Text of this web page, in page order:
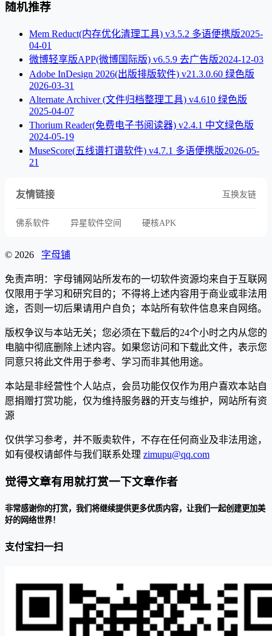
随机推荐
Mem Reduct(内存优化清理工具) v3.5.2 多语便携版2025-
04-01
微博轻享版APP(微博国际版) v6.5.9 去广告版2024-12-03
Adobe InDesign 2026(出版排版软件) v21.3.0.60 绿色版
2026-03-31
Alternate Archiver (文件归档整理工具) v4.610 绿色版
2025-04-07
Thorium Reader(免费电子书阅读器) v2.4.1 中文绿色版
2024-05-19
MuseScore(五线谱打谱软件) v4.7.1 多语便携版2026-05-
21
友情链接 互换友链
佛系软件 异星软件空间 硬核APK
© 2026 字母铺
免责声明：字母铺网站所发布的一切软件资源均来自于互联网
仅限用于学习和研究目的；不得将上述内容用于商业或非法用
途，否则一切后果请用户自负；本站所有软件信息来自网络。
版权争议与本站无关；您必须在下载后的24个小时之内从您的
电脑中彻底删除上述内容。如果您访问和下载此文件，表示您
同意只将此文件用于参考、学习而非其他用途。
本站是非经营性个人站点，会员功能仅仅作为用户喜欢本站自
愿捐赠打赏功能，仅为维持服务器的开支与维护，网站所有资
源
仅供学习参考，并不贩卖软件，不存在任何商业及非法用途，
如有侵权请邮件与我们联系处理 zimupu@qq.com
觉得文章有用就打赏一下文章作者
非常感谢你的打赏，我们将继续提供更多优质内容，让我们一起创建更加美
好的网络世界！
支付宝扫一扫